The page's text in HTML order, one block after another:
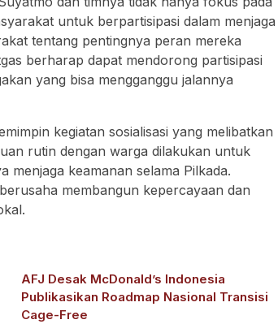
untuk berpartisipasi dalam menjaga
tentang pentingnya peran mereka
berharap dapat mendorong partisipasi
yang bisa mengganggu jalannya
kegiatan sosialisasi yang melibatkan
rutin dengan warga dilakukan untuk
menjaga keamanan selama Pilkada.
membangun kepercayaan dan
AFJ Desak McDonald’s Indonesia
Publikasikan Roadmap Nasional Transisi
Cage-Free